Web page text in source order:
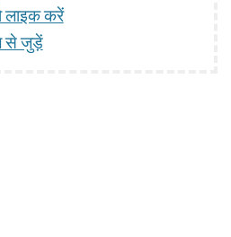
लाइक करें
से जुड़ें